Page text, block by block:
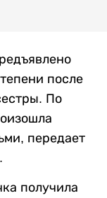
после
По
передает
.
получила